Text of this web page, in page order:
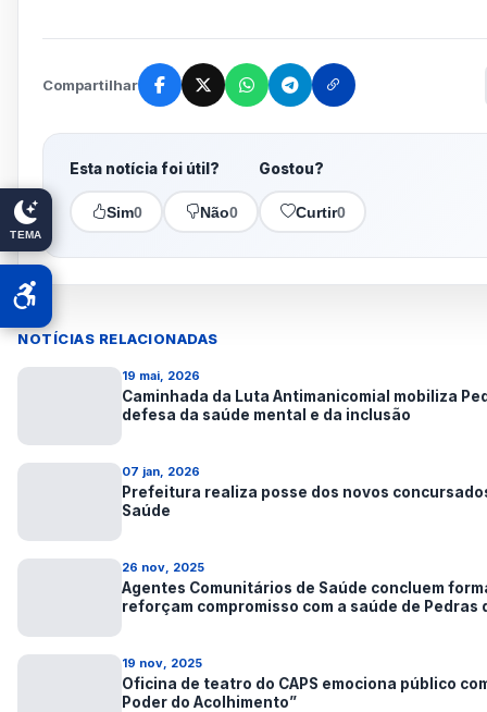
TEMA
Compartilhar
Esta notícia foi útil?
Sim0 Não0
Gostou?
Curtir0
NOTÍCIAS RELACIONADAS
19 mai, 2026
Caminhada da Luta Antimanicomial mobiliza
defesa da saúde mental e da inclusão
07 jan, 2026
Prefeitura realiza posse dos novos
Saúde
26 nov, 2025
Agentes Comunitários de Saúde concluem
reforçam compromisso com a saúde de Pedras
19 nov, 2025
Oficina de teatro do CAPS emociona público
Poder do Acolhimento”